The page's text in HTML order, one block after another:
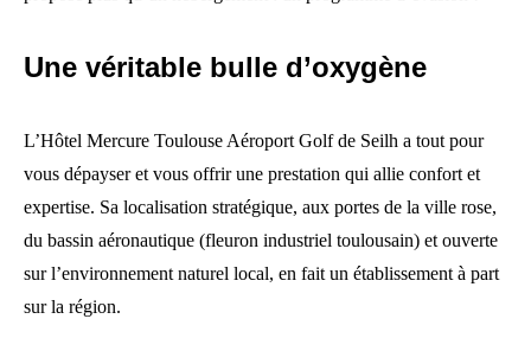
Une véritable bulle d’oxygène
L’Hôtel Mercure Toulouse Aéroport Golf de Seilh a tout pour
vous dépayser et vous offrir une prestation qui allie confort et
expertise. Sa localisation stratégique, aux portes de la ville rose,
du bassin aéronautique (fleuron industriel toulousain) et ouverte
sur l’environnement naturel local, en fait un établissement à part
sur la région.